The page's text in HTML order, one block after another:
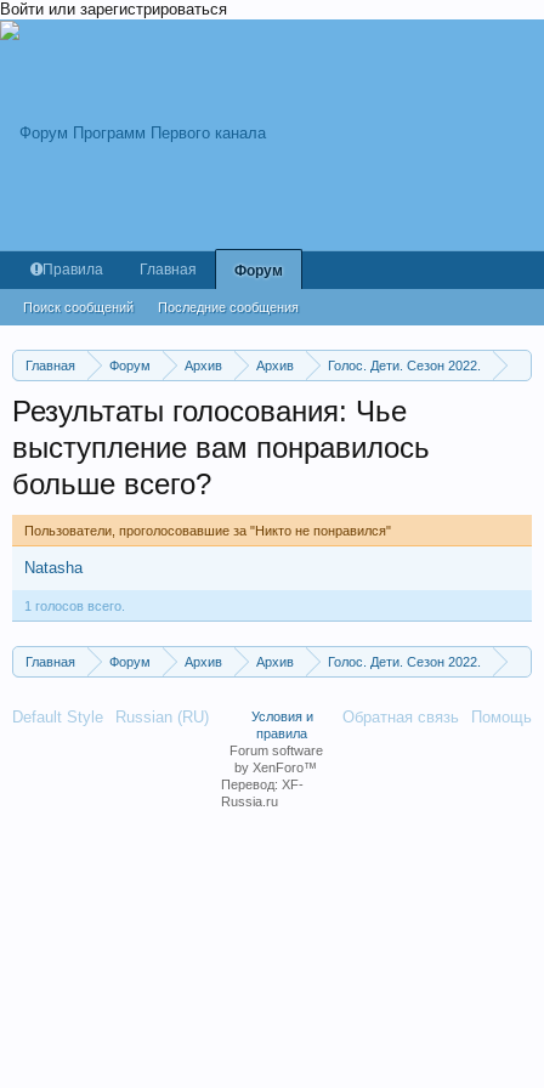
Войти или зарегистрироваться
Главная Форум Архив Архив
Голос. Дети. Сезон 2022.
Результаты голосования: Чье
выступление вам понравилось
больше всего?
Пользователи, проголосовавшие за "Никто не понравился"
Natasha
1 голосов всего.
Главная Форум Архив Архив
Голос. Дети. Сезон 2022.
Правила Главная Форум
Поиск сообщений Последние сообщения
Default Style Russian (RU) Обратная связь Помощь
Условия и
правила
Forum software
by XenForo™
Перевод: XF-
Russia.ru